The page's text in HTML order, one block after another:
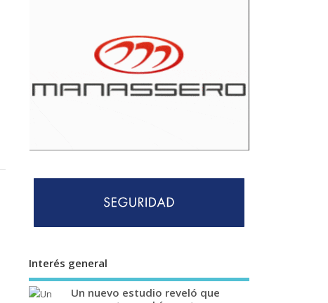
Interés general
Un nuevo estudio reveló que